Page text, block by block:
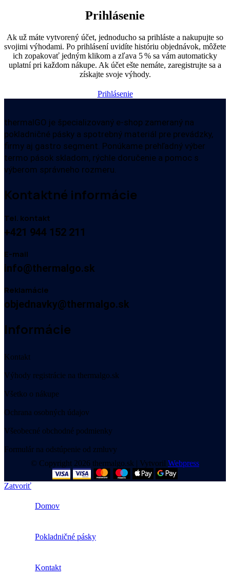
Prihlásenie
Ak už máte vytvorený účet, jednoducho sa prihláste a nakupujte so
svojimi výhodami. Po prihlásení uvidíte históriu objednávok, môžete
ich zopakovať jedným klikom a zľava 5 % sa vám automaticky
uplatní pri každom nákupe. Ak účet ešte nemáte, zaregistrujte sa a
získajte svoje výhody.
Prihlásenie
thermalGO je špecializovaný e-shop zameraný na
pokladničné pásky a spotrebný materiál pre prevádzky,
firmy aj gastro segment. Ponúkame prehľadný výber
termo pások skladom, rýchle doručenie a pomoc s
výberom správneho rozmeru.
Kontaktné informácie
Tel. kontakt
+421 944 152 211
E-mail
info@thermalgo.sk
Reklamácie
objednavky@thermalgo.sk
Informácie
Kontakt
Výhody registrácie na thermalgo.sk
Všetko o nákupe
Ochrana osobných údajov
Všeobecné obchodné podmienky
Formulár na odstúpenie od zmluvy
© Copyright 2026 thermalgo.sk | Vytvoril Webpress
Zatvoriť
Domov
Pokladničné pásky
Kontakt